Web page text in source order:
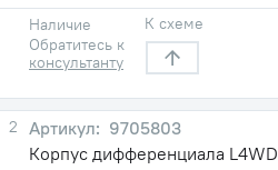
Наличие
Обратитесь к
консультанту
К схеме
2
9705803
Корпус дифференциала L4WD